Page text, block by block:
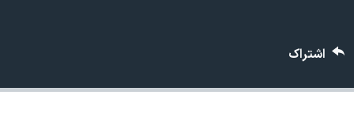
چهل سال گروگان‌گیری
اشتراک